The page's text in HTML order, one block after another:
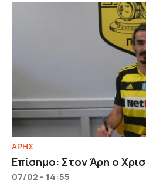
ΑΡΗΣ
Επίσημο: Στον Άρη ο
07/02 - 14:55